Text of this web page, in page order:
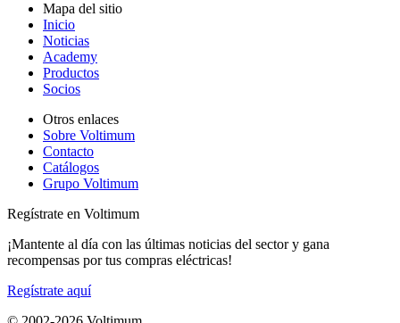
Mapa del sitio
Inicio
Noticias
Academy
Productos
Socios
Otros enlaces
Sobre Voltimum
Contacto
Catálogos
Grupo Voltimum
Regístrate en Voltimum
¡Mantente al día con las últimas noticias del sector y gana
recompensas por tus compras eléctricas!
Regístrate aquí